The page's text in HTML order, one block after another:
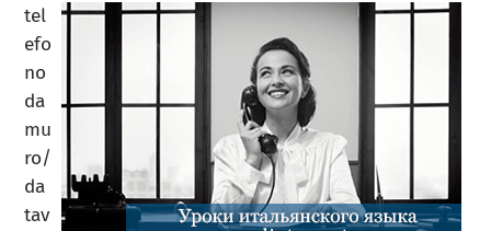
tel
efo
no
da
mu
ro/
da
tav